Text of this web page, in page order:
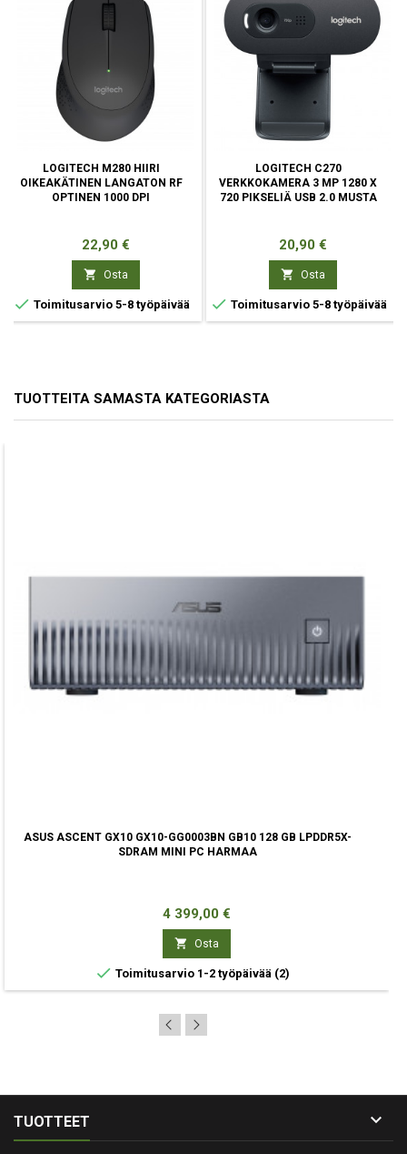
LOGITECH M280 HIIRI
OIKEAKÄTINEN LANGATON RF
OPTINEN 1000 DPI
Hinta
22,90 €
 Osta
 Toimitusarvio 5-8 työpäivää
LOGITECH C270
VERKKOKAMERA 3 MP 1280 X
720 PIKSELIÄ USB 2.0 MUSTA
Hinta
20,90 €
 Osta
 Toimitusarvio 5-8 työpäivää
TUOTTEITA SAMASTA KATEGORIASTA
ASUS ASCENT GX10 GX10-GG0003BN GB10 128 GB LPDDR5X-
SDRAM MINI PC HARMAA
Hinta
4 399,00 €
 Osta
 Toimitusarvio 1-2 työpäivää (2)
TUOTTEET 